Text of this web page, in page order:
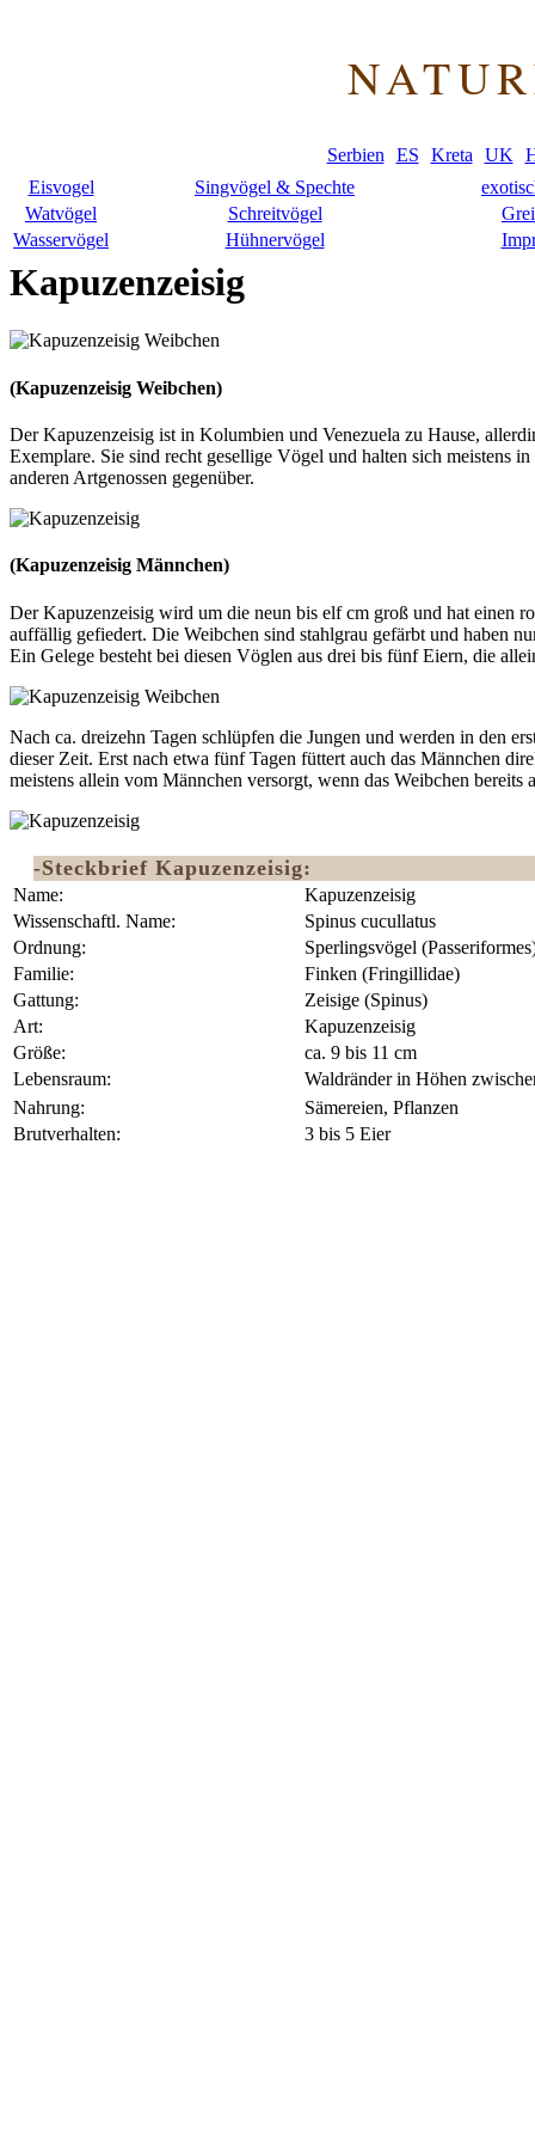
Serbien ES Kreta UK
Eisvogel
Singvögel & Spechte
Watvögel
Schreitvögel
Wasservögel
Hühnervögel
Kapuzenzeisig
(Kapuzenzeisig Weibchen)
Der Kapuzenzeisig ist in Kolumbien und Venezuela zu Hause,
Exemplare. Sie sind recht gesellige Vögel und halten sich meistens
anderen Artgenossen gegenüber.
(Kapuzenzeisig Männchen)
Der Kapuzenzeisig wird um die neun bis elf cm groß und hat einen
auffällig gefiedert. Die Weibchen sind stahlgrau gefärbt und haben
Ein Gelege besteht bei diesen Vöglen aus drei bis fünf Eiern, die
Nach ca. dreizehn Tagen schlüpfen die Jungen und werden in den
dieser Zeit. Erst nach etwa fünf Tagen füttert auch das Männchen
meistens allein vom Männchen versorgt, wenn das Weibchen bereits
-Steckbrief Kapuzenzeisig:
Name:
Kapuzenzeisig
Wissenschaftl. Name:
Spinus cucullatus
Ordnung:
Sperlingsvögel
Familie:
Finken (Fringillidae)
Gattung:
Zeisige (Spinus)
Art:
Kapuzenzeisig
Größe:
ca. 9 bis 11 cm
Lebensraum:
Waldränder in Höhen
Nahrung:
Sämereien, Pflanzen
Brutverhalten:
3 bis 5 Eier